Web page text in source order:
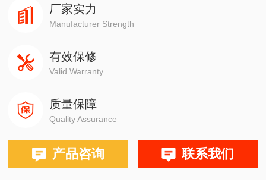
人员资格证书、水下焊工资格证书等，临场组织施工经验丰
富，善于接受新观念，不断挑战新技术，新工艺，努力提高
厂家实力
Manufacturer Strength
有效保修
Valid Warranty
质量保障
Quality Assurance
产品咨询 联系我们